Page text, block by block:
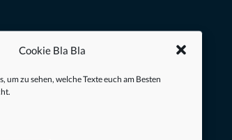
Cookie Bla Bla
um zu sehen, welche Texte euch am Besten